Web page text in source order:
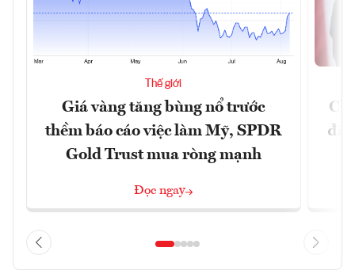
Thế giới
Giá vàng tăng bùng nổ trước
thềm báo cáo việc làm Mỹ, SPDR
Gold Trust mua ròng mạnh
Đọc ngay
đã